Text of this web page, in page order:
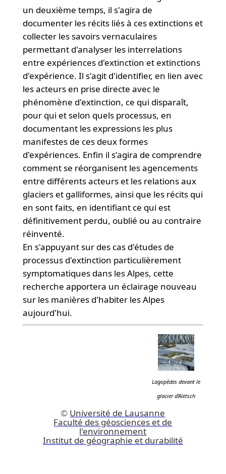
un deuxième temps, il s'agira de
documenter les récits liés à ces extinctions et
collecter les savoirs vernaculaires
permettant d'analyser les interrelations
entre expériences d'extinction et extinctions
d'expérience. Il s'agit d'identifier, en lien avec
les acteurs en prise directe avec le
phénomène d'extinction, ce qui disparaît,
pour qui et selon quels processus, en
documentant les expressions les plus
manifestes de ces deux formes
d'expériences. Enfin il s'agira de comprendre
comment se réorganisent les agencements
entre différents acteurs et les relations aux
glaciers et galliformes, ainsi que les récits qui
en sont faits, en identifiant ce qui est
définitivement perdu, oublié ou au contraire
réinventé.
En s'appuyant sur des cas d'études de
processus d'extinction particulièrement
symptomatiques dans les Alpes, cette
recherche apportera un éclairage nouveau
sur les manières d'habiter les Alpes
aujourd'hui.
Lagopèdes devant le
glacier d'Aletsch
© Université de Lausanne
Faculté des géosciences et de
l'environnement
Institut de géographie et durabilité